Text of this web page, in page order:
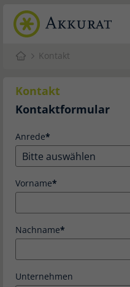
Kontakt
Kontakt
Kontaktformular
Anrede
Vorname
Nachname
Unternehmen